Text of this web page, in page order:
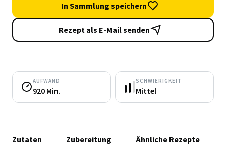
In Sammlung speichern
Rezept als E-Mail senden
AUFWAND
920 Min.
SCHWIERIGKEIT
Mittel
Zutaten Zubereitung Ähnliche Rezepte